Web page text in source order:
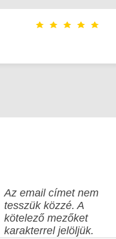
Az email címet nem
tesszük közzé. A
kötelező mezőket
karakterrel jelöljük.